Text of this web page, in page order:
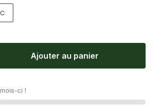
Ajouter au panier
ci !